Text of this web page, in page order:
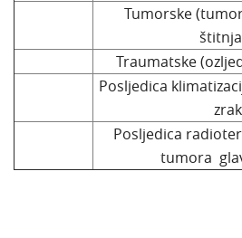
Tumorske
Traumatske
Posljedica
Posljedica
tumora